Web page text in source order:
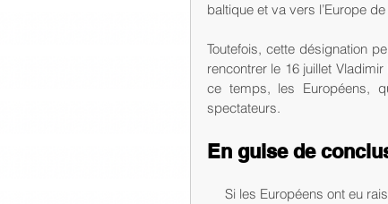
baltique et va vers l’Europe
Toutefois, cette désignation
rencontrer le 16 juillet
ce temps, les Européens,
spectateurs.
En guise de